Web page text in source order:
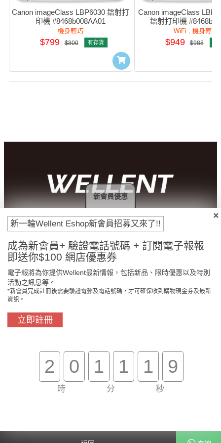
Canon imageClass LBP6030 鐳射打
印機 #8468b008AA01
機身輕巧
$799 $800 有存貨
Canon imageClass
鐳射打印機
WiFi , 機身輕巧
$949 $988
付款方法
買滿$800免費送貨 在線客服支援
客戶服務
新一輪Wellent Eshop新會員招募又來了!!
成為新會員+ 驗證電話號碼 + 訂閱電子報報
即送你$100 網店優惠券
電子報將為你提供Wellent最新情報，包括新品、限時優惠以及特別
活動之訊息等。
*新會員完成註冊後需要驗證電郵及電話號碼，才可確保收到購物現金劵及最新
資訊。
立即註冊
2 0
時
1 1
分
1 9
秒
新會員優惠